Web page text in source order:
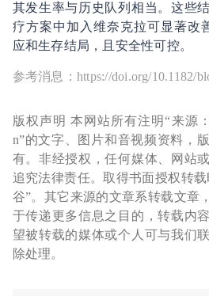
其发生率与历史队列相当。这些
疗方案中加入维奈克拉可显著改
应和生存结局，且安全性可控。
参考消息：https://doi.org/10.1182/
版权声明 本网站所有注明“来源
n”的文字、图片和音视频资料，
有。非经授权，任何媒体、网站
追究法律责任。取得书面授权转
谷”。其它来源的文章系转载文章
于传递更多信息之目的，转载内
望被转载的媒体或个人可与我们
除处理。